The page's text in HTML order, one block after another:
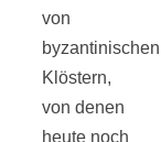
von
byzantinischen
Klöstern,
von denen
heute noch